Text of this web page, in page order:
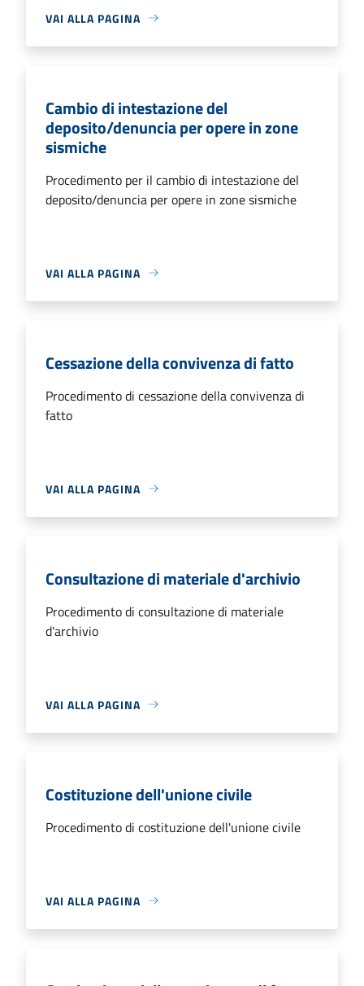
VAI ALLA PAGINA
Cambio di intestazione del
deposito/denuncia per opere in zone
sismiche
Procedimento per il cambio di intestazione del
deposito/denuncia per opere in zone sismiche
VAI ALLA PAGINA
Cessazione della convivenza di fatto
Procedimento di cessazione della convivenza di
fatto
VAI ALLA PAGINA
Consultazione di materiale d'archivio
Procedimento di consultazione di materiale
d'archivio
VAI ALLA PAGINA
Costituzione dell'unione civile
Procedimento di costituzione dell'unione civile
VAI ALLA PAGINA